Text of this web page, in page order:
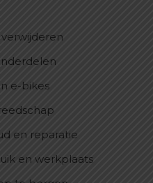
e-bikes
en reparatie
en werkplaats